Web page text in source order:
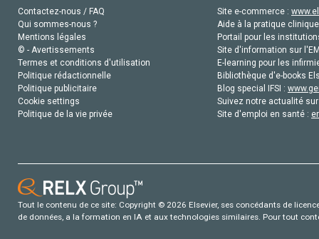
Contactez-nous / FAQ
Qui sommes-nous ?
Mentions légales
© - Avertissements
Termes et conditions d'utilisation
Politique rédactionnelle
Politique publicitaire
Cookie settings
Politique de la vie privée
Site e-commerce :
Aide à la pratique
Portail pour les
Site d'information sur
E-learning pour les
Bibliothèque d'e-books
Blog special IFSI :
Suivez notre actualité
Site d'emploi en santé :
Tout le contenu de ce site: Copyright © 2026 Elsevier, ses concédants de
de données, a la formation en IA et aux technologies similaires. Pour tout